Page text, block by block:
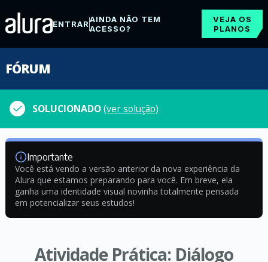
ENTRARAINDA NÃO TEM
ACESSO?
VEJA OS
PLANOS
FÓRUM
SOLUCIONADO(ver solução)
Importante
Você está vendo a versão anterior da nova experiência da
Alura que estamos preparando para você. Em breve, ela
ganha uma identidade visual novinha totalmente pensada
em potencializar seus estudos!
Atividade Prática: Diálogo